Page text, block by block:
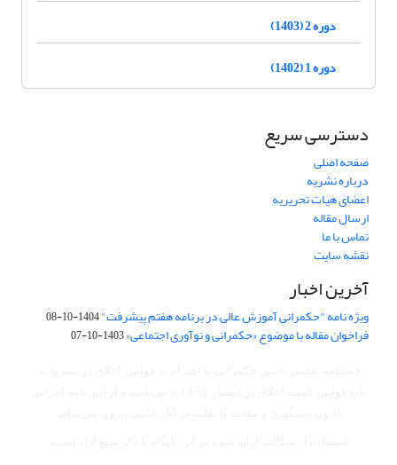
دوره 2 (1403)
دوره 1 (1402)
دسترسی سریع
صفحه اصلی
درباره نشریه
اعضای هیات تحریریه
ارسال مقاله
تماس با ما
نقشه سایت
آخرین اخبار
ویژه نامه "حکمرانی آموزش عالی در برنامه هفتم پیشرفت"1404-10-08
فراخوان مقاله با موضوع «حکمرانی و نوآوری اجتماعی»1403-10-07